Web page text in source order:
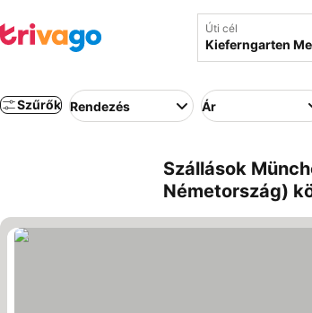
Úti cél
Szűrők Rendezés Ár
Szállások
Németország)